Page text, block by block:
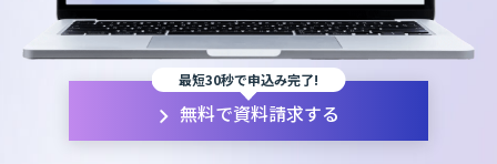
最短30秒で申込み完了!
無料で資料請求する